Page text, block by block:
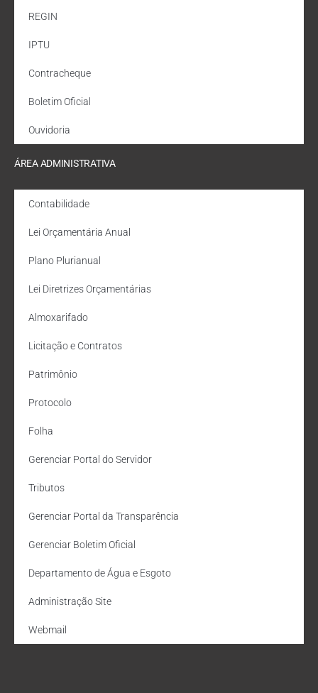
REGIN
IPTU
Contracheque
Boletim Oficial
Ouvidoria
ÁREA ADMINISTRATIVA
Contabilidade
Lei Orçamentária Anual
Plano Plurianual
Lei Diretrizes Orçamentárias
Almoxarifado
Licitação e Contratos
Patrimônio
Protocolo
Folha
Gerenciar Portal do Servidor
Tributos
Gerenciar Portal da Transparência
Gerenciar Boletim Oficial
Departamento de Água e Esgoto
Administração Site
Webmail